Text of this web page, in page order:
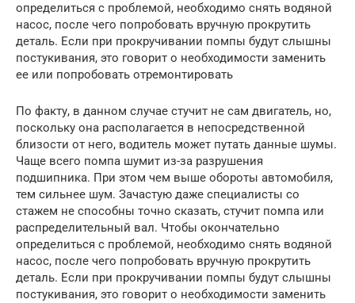
определиться с проблемой, необходимо снять водяной
насос, после чего попробовать вручную прокрутить
деталь. Если при прокручивании помпы будут слышны
постукивания, это говорит о необходимости заменить
ее или попробовать отремонтировать
По факту, в данном случае стучит не сам двигатель, но,
поскольку она располагается в непосредственной
близости от него, водитель может путать данные шумы.
Чаще всего помпа шумит из-за разрушения
подшипника. При этом чем выше обороты автомобиля,
тем сильнее шум. Зачастую даже специалисты со
стажем не способны точно сказать, стучит помпа или
распределительный вал. Чтобы окончательно
определиться с проблемой, необходимо снять водяной
насос, после чего попробовать вручную прокрутить
деталь. Если при прокручивании помпы будут слышны
постукивания, это говорит о необходимости заменить